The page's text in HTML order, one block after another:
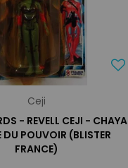
Ceji
- REVELL CEJI - CHAYA
DU POUVOIR (BLISTER
FRANCE)